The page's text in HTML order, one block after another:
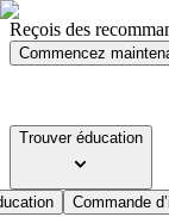
Reçois des
Commencez
Trouver éducation
Commande